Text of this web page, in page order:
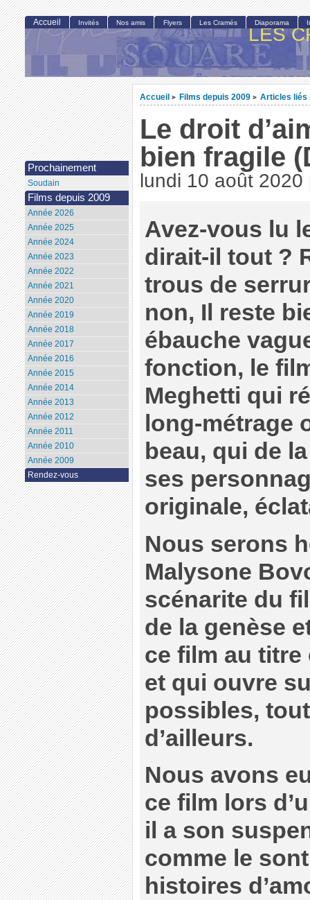
LES
Accueil > Films depuis 2009 > Articles liés
Le droit
bien fragile
lundi 10 août 2020
Avez-vous lu
dirait-il tout ?
trous de
non, Il reste
ébauche
fonction, le
Meghetti qui
long-métrage
beau, qui de
ses
originale,
Nous serons
Malysone
scénarite du
de la genèse
ce film au
et qui ouvre
possibles,
d’ailleurs.
Nous avons
ce film lors
il a son
comme le
histoires
Accueil Invités Nos amis Flyers Les Cramés Diaporama
Prochainement
Soudain
Films depuis 2009
Année 2026
Année 2025
Année 2024
Année 2023
Année 2022
Année 2021
Année 2020
Année 2019
Année 2018
Année 2017
Année 2016
Année 2015
Année 2014
Année 2013
Année 2012
Année 2011
Année 2010
Année 2009
Rendez-vous